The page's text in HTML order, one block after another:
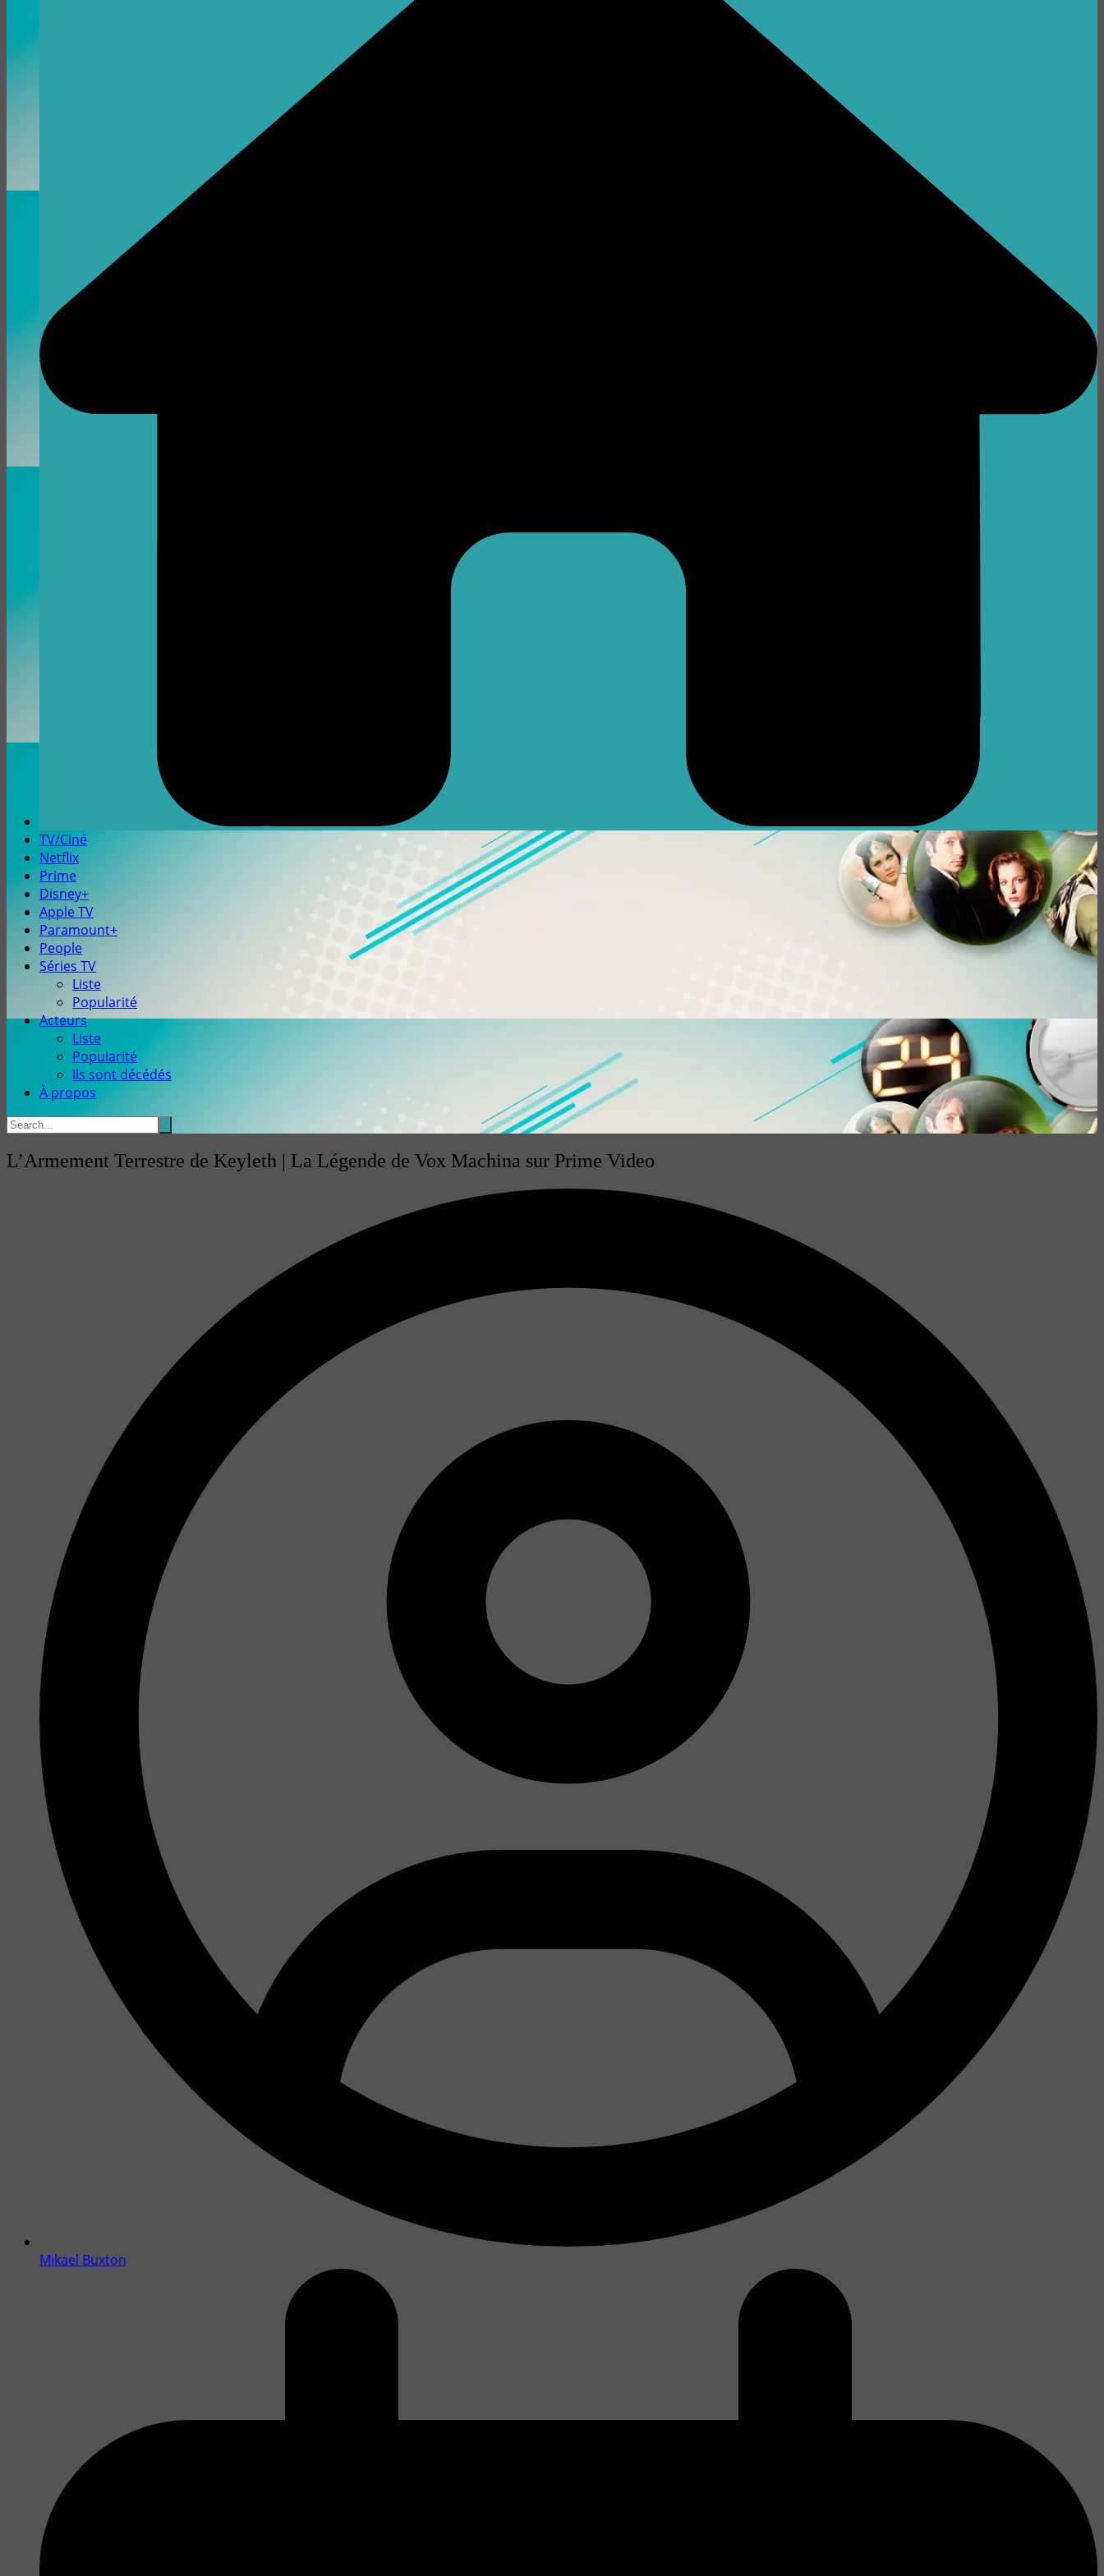
TV/Ciné
Netflix
Prime
Disney+
Apple TV
Paramount+
People
Séries TV
Liste
Popularité
Acteurs
Liste
Popularité
Ils sont décédés
À propos
L’Armement Terrestre de Keyleth | La Légende de Vox Machina sur Prime Video
Mikael Buxton